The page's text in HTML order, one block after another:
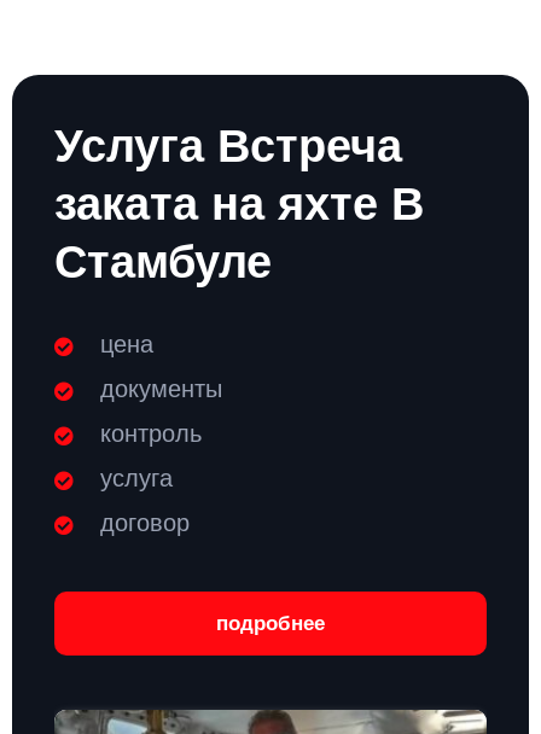
Услуга Встреча
заката на яхте В
Стамбуле
цена
документы
контроль
услуга
договор
подробнее